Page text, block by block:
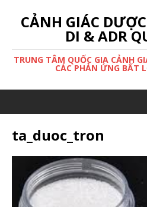
CẢNH GIÁC
DI & ADR
TRUNG TÂM QUỐC GIA CẢNH
CÁC PHẢN ỨNG BẤT
ta_duoc_tron